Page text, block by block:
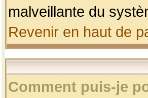
malveillante du
Revenir en haut de
Comment puis-je